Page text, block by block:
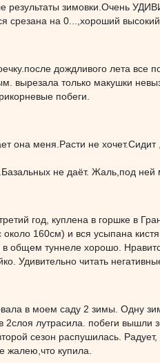
результаты зимовки.Очень
срезана на 0...,хороший
дождливого лета все
вырезала только макушки
побеги.
она меня.Расти не
не даёт. Жаль,под
год, куплена в горшке в
около 160см) и вся усыпана
в общем туннеле хорошо.
Удивительно читать
в моем саду 2 зимы. Одну
2слоя лутрасила. побеги вышли
сезон распушилась.
жалею,что купила.